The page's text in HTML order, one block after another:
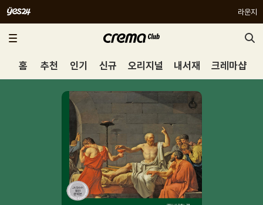
라운지
홈 추천 인기 신규 오리지널 내서재 크레마샵